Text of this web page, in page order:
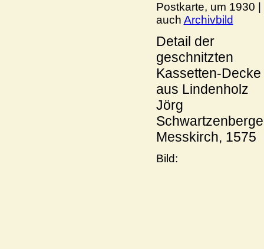
Postkarte, um 1930
auch Archivbild
Detail der
geschnitzten
Kassetten-Decke
aus Lindenholz
Jörg
Messkirch, 1575
Bild: